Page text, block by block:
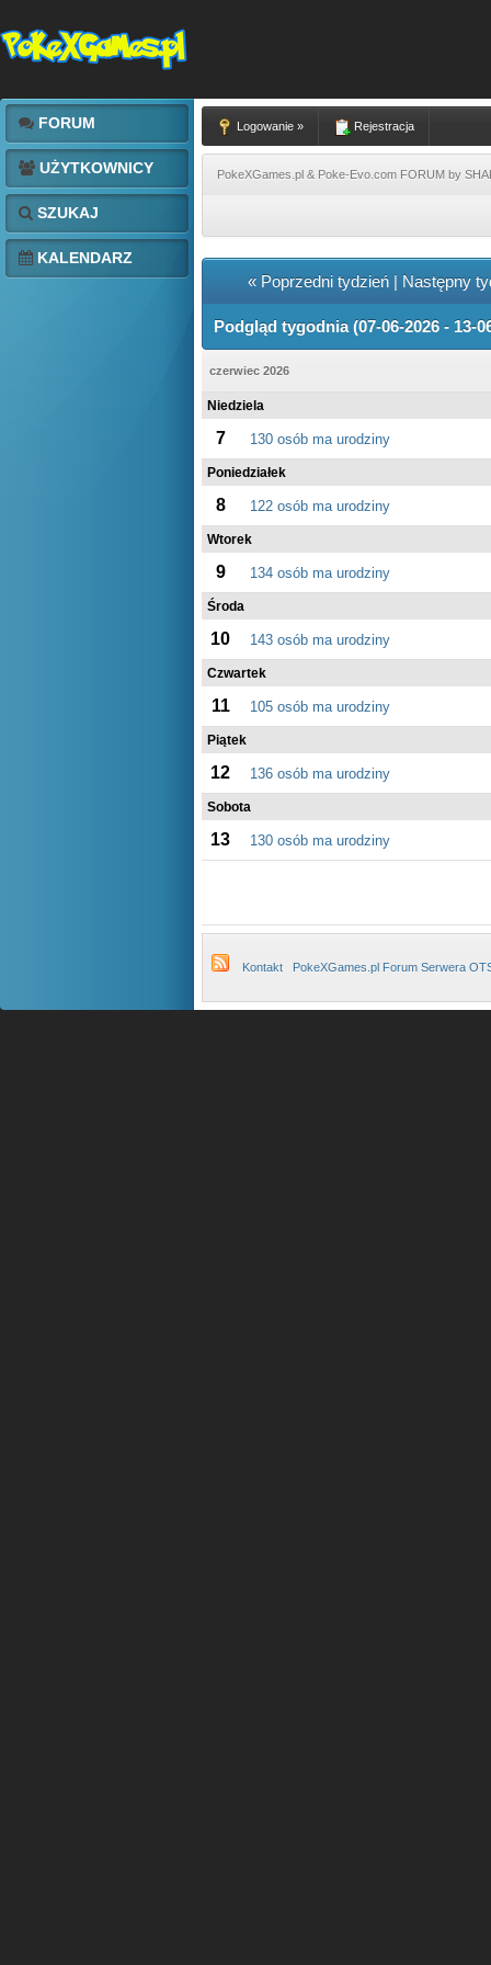
FORUM
UŻYTKOWNICY
SZUKAJ
KALENDARZ
Logowanie » Rejestracja
PokeXGames.pl & Poke-Evo.com FORUM by
« Poprzedni tydzień | Następny
Podgląd tygodnia (07-06-2026 - 13-
czerwiec 2026
Niedziela
7 130 osób ma urodziny
Poniedziałek
8 122 osób ma urodziny
Wtorek
9 134 osób ma urodziny
Środa
10 143 osób ma urodziny
Czwartek
11 105 osób ma urodziny
Piątek
12 136 osób ma urodziny
Sobota
13 130 osób ma urodziny
Kontakt PokeXGames.pl Forum Serwera